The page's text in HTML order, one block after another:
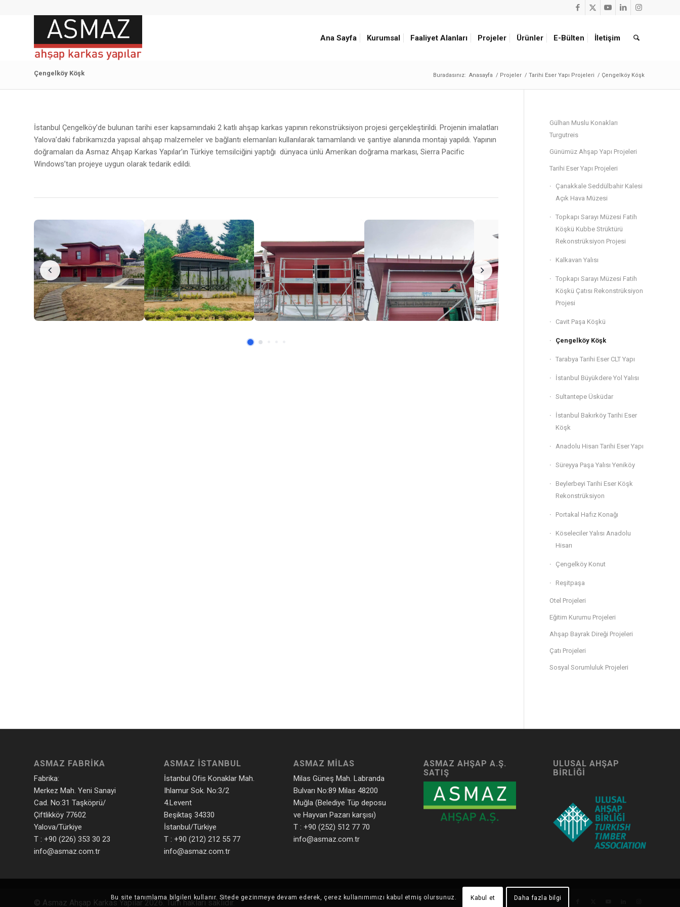
Ana Sayfa Kurumsal Faaliyet Alanları Projeler Ürünler E-Bülten İletişim
Çengelköy Köşk Buradasınız: Anasayfa / Projeler / Tarihi Eser Yapı Projeleri / Çengelköy Köşk
İstanbul Çengelköy’de bulunan tarihi eser kapsamındaki 2 katlı ahşap karkas yapının rekonstrüksiyon projesi gerçekleştirildi. Projenin imalatları
Yalova’daki fabrikamızda yapısal ahşap malzemeler ve bağlantı elemanları kullanılarak tamamlandı ve şantiye alanında montajı yapıldı. Yapının
doğramaları da Asmaz Ahşap Karkas Yapılar’ın Türkiye temsilciğini yaptığı dünyaca ünlü Amerikan doğrama markası, Sierra Pacific
Windows’tan projeye uygun olarak tedarik edildi.
Gülhan Muslu Konakları
Turgutreis
Günümüz Ahşap Yapı Projeleri
Tarihi Eser Yapı Projeleri
Çanakkale Seddülbahir Kalesi
Açık Hava Müzesi
Topkapı Sarayı Müzesi Fatih
Köşkü Kubbe Strüktürü
Rekonstrüksiyon Projesi
Kalkavan Yalısı
Topkapı Sarayı Müzesi Fatih
Köşkü Çatısı Rekonstrüksiyon
Projesi
Cavit Paşa Köşkü
Çengelköy Köşk
Tarabya Tarihi Eser CLT Yapı
İstanbul Büyükdere Yol Yalısı
Sultantepe Üsküdar
İstanbul Bakırköy Tarihi Eser
Köşk
Anadolu Hisarı Tarihi Eser Yapı
Süreyya Paşa Yalısı Yeniköy
Beylerbeyi Tarihi Eser Köşk
Rekonstrüksiyon
Portakal Hafız Konağı
Köseleciler Yalısı Anadolu
Hisarı
Çengelköy Konut
Reşitpaşa
Otel Projeleri
Eğitim Kurumu Projeleri
Ahşap Bayrak Direği Projeleri
Çatı Projeleri
Sosyal Sorumluluk Projeleri
ASMAZ FABRIKA
Fabrika:
Merkez Mah. Yeni Sanayi
Cad. No:31 Taşköprü/
Çiftlikköy 77602
Yalova/Türkiye
T : +90 (226) 353 30 23
info@asmaz.com.tr
ASMAZ İSTANBUL
İstanbul Ofis Konaklar Mah.
Ihlamur Sok. No:3/2
4.Levent
Beşiktaş 34330
İstanbul/Türkiye
T : +90 (212) 212 55 77
info@asmaz.com.tr
ASMAZ MILAS
Milas Güneş Mah. Labranda
Bulvarı No:89 Milas 48200
Muğla (Belediye Tüp deposu
ve Hayvan Pazarı karşısı)
T : +90 (252) 512 77 70
info@asmaz.com.tr
ASMAZ AHŞAP A.Ş.
SATIŞ
ULUSAL AHŞAP
BIRLIĞI
© Asmaz Ahşap Karkas Yapılar 2026. Tüm hakları saklıdır.
Bu site tanımlama bilgileri kullanır. Sitede gezinmeye devam ederek, çerez kullanımımızı kabul etmiş olursunuz. Kabul et Daha fazla bilgi